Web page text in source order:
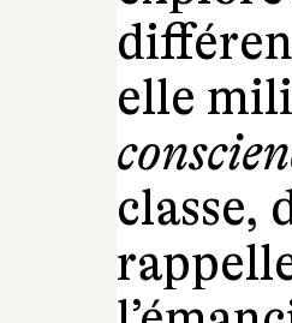
elle
classe,